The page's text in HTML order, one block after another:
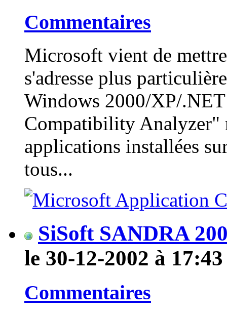
Commentaires
Microsoft vient de
s'adresse plus
Windows 2000/XP/
Compatibility Analyzer"
applications installées
tous...
SiSoft SANDRA
le 30-12-2002 à 17:43
Commentaires